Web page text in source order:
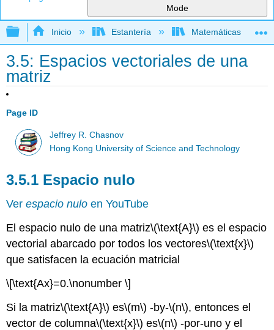
Mode
Expandir/contraer jerarquía global
Inicio Estantería Matemáticas
3.5: Espacios vectoriales de una
matriz
Page ID
Jeffrey R. Chasnov
Hong Kong University of Science and Technology
3.5.1 Espacio nulo
Verespacio nulo en YouTube
El espacio nulo de una matriz\(\text{A}\) es el espacio
vectorial abarcado por todos los vectores\(\text{x}\)
que satisfacen la ecuación matricial
\[\text{Ax}=0.\nonumber \]
Si la matriz\(\text{A}\) es\(m\) -by-\(n\), entonces el
vector de columna\(\text{x}\) es\(n\) -por-uno y el